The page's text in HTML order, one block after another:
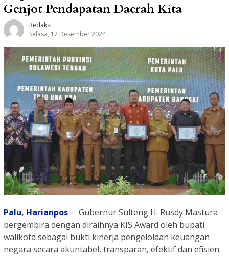
Genjot Pendapatan Daerah Kita
Redaksi
Selasa, 17 Desember 2024
Palu, Harianpos – Gubernur Sulteng H. Rusdy Mastura
bergembira dengan diraihnya KIS Award oleh bupati
walikota sebagai bukti kinerja pengelolaan keuangan
negara secara akuntabel, transparan, efektif dan efisien.